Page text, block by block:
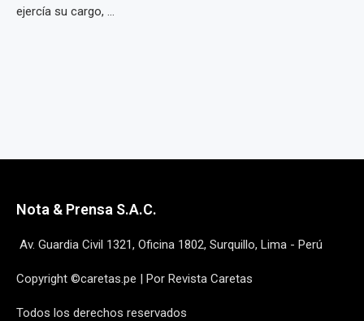
ejercía su cargo, ...
Nota & Prensa S.A.C.
Av. Guardia Civil 1321, Oficina 1802, Surquillo, Lima - Perú
Copyright ©caretas.pe | Por Revista Caretas
Todos los derechos reservados